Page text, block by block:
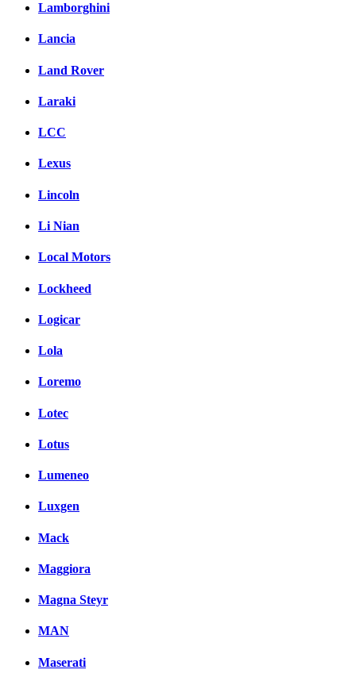
Lamborghini
Lancia
Land Rover
Laraki
LCC
Lexus
Lincoln
Li Nian
Local Motors
Lockheed
Logicar
Lola
Loremo
Lotec
Lotus
Lumeneo
Luxgen
Mack
Maggiora
Magna Steyr
MAN
Maserati